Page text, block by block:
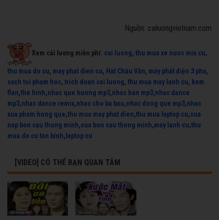
Nguồn: cailuongvietnam.com
Xem cải lương miễn phí: cai luong, thu mua xe nuoc mia cu,
thu mua do cu, may phat dien cu, Hát Chầu Văn, máy phát điện 3 pha,
sach toi pham hoc, trich doan cai luong, thu mua may lanh cu, kem
flan,the hinh,nhac que huong mp3,nhac han mp3,nhac dance
mp3,nhac dance remix,nhac cho ba bau,nhac dong que mp3,nhac
xua pham hong que,thu mua may phat dien,thu mua laptop cu,sua
nap bon cau thong minh,sua bon cau thong minh,may lanh cu,thu
mua do cu tan binh, laptop cu
[VIDEO] CÓ THỂ BẠN QUAN TÂM